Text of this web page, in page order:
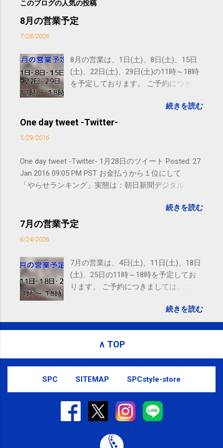
このブログの人気の投稿
8月の営業予定
7/28/2026
8月の営業は、1日(土)、8日(土)、15日
(土)、22日(土)、29日(土)の11時～18時
を予定しております。 ご予約につきま
す。 電話に出られないことがあります
ので、ご予約、お問い合わせは
続きを読む
One day tweet -Twitter-
1/29/2016
One day tweet -Twitter- 1月28日のツイート Posted: 27
Jan 2016 09:05 PM PST お金払うから１位にして
「やらせランキング」実態は：朝日新聞デジタル
to email updates from サクマフィジカルコンディショ
ニング(@SPCstyle) - Twilog . To stop receiving these
powered by Google Google Inc., 1600 Amphitheatre
Parkway, Mountain View, CA 94043, United States
続きを読む
7月の営業予定
6/24/2026
7月の営業は、4日(土)、11日(土)、18日
(土)、25日の11時～18時を予定してお
ります。 ご予約につきましては、 こち
れないことがありますので、ご予約、
お問い合わせはSMS（ショートメッセ
続きを読む
∧ TOP
SPC SITEMAP SPCstyle-store